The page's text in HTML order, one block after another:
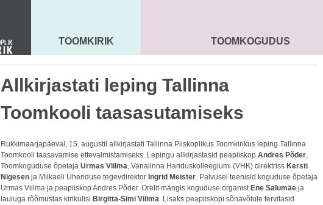
MAARJA KIRIK
TOOMKIRIK SEENIORID KOGUDUS
TOOMKOGUDUS
Allkirjastati leping Tallinna
Toomkooli taasasutamiseks
Rukkimaarjapäeval, 15. augustil allkirjastati Tallinna Piiskoplikus Toomkirikus leping Tallinna
Toomkooli taasavamise ettevalmistamiseks. Lepingu allkirjastasid peapiiskop Andres Põder,
Toomkoguduse õpetaja Urmas Viilma, Vanalinna Hariduskolleegiumi (VHK) direktriss Kersti
Nigesen ja Miikaeli Ühenduse tegevdirektor Ingrid Meister. Palvusel teenisid koguduse õpetaja
Urmas Viilma ja peapiiskop Andres Põder. Orelit mängis koguduse organist Ene Salumäe ja
lauluga rõõmustas kirikulisi Birgitta-Simi Viilma. Lisaks peapiiskopi sõnavõtule tervitasid